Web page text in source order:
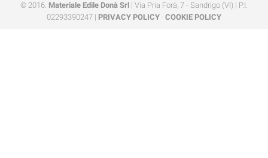
© 2016. Materiale Edile Donà Srl | Via Pria Forà, 7 - Sandrigo (VI) | P.I.
02293390247 | PRIVACY POLICY · COOKIE POLICY